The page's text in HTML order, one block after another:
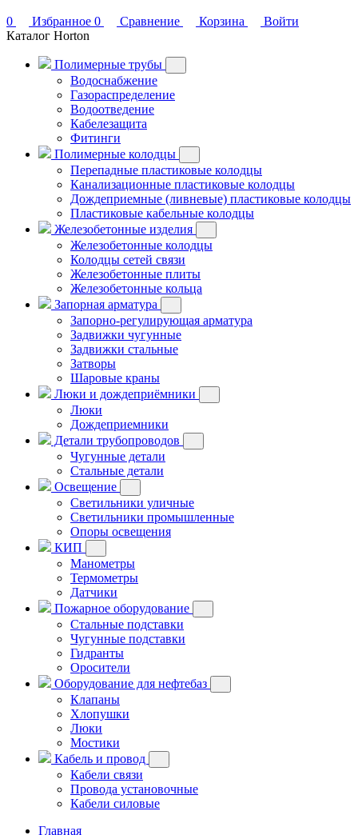
0 Избранное 0 Сравнение Корзина
Войти
Каталог Horton
Полимерные трубы
Водоснабжение
Газораспределение
Водоотведение
Кабелезащита
Фитинги
Полимерные колодцы
Перепадные пластиковые колодцы
Канализационные пластиковые колодцы
Дождеприемные (ливневые) пластиковые колодцы
Пластиковые кабельные колодцы
Железобетонные изделия
Железобетонные колодцы
Колодцы сетей связи
Железобетонные плиты
Железобетонные кольца
Запорная арматура
Запорно-регулирующая арматура
Задвижки чугунные
Задвижки стальные
Затворы
Шаровые краны
Люки и дождеприёмники
Люки
Дождеприемники
Детали трубопроводов
Чугунные детали
Стальные детали
Освещение
Светильники уличные
Светильники промышленные
Опоры освещения
КИП
Манометры
Термометры
Датчики
Пожарное оборудование
Стальные подставки
Чугунные подставки
Гидранты
Оросители
Оборудование для нефтебаз
Клапаны
Хлопушки
Люки
Мостики
Кабель и провод
Кабели связи
Провода установочные
Кабели силовые
Главная